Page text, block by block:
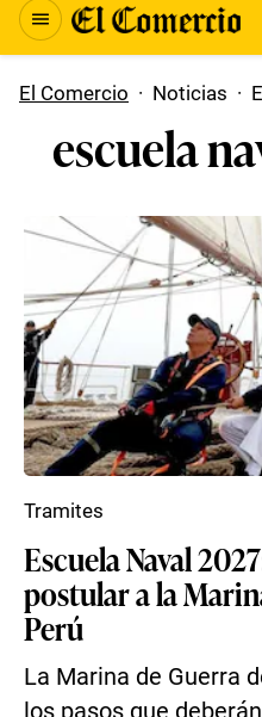
El Comercio · Noticias ·
escuela
Escuela Naval
postular a la
Perú
La Marina de Guerra
Tramites